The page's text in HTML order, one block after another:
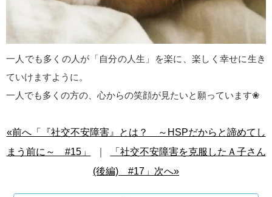
一人でも多くの人が「自分の人生」を楽に、楽しく幸せに生き
ていけますように。
一人でも多くの方の、心からの笑顔が見たいと願っています❀
«前へ「『社交不安障害』とは？ ～HSPだからと諦めてし
まう前に～ #15」
「社交不安障害を克服したＡ子さん
(後編) #17」次へ»